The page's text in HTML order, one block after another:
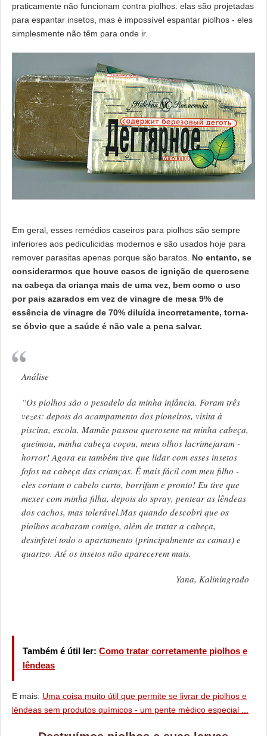
praticamente não funcionam contra piolhos: elas são projetadas
para espantar insetos, mas é impossível espantar piolhos - eles
simplesmente não têm para onde ir.
Em geral, esses remédios caseiros para piolhos são sempre
inferiores aos pediculicidas modernos e são usados ​​hoje para
remover parasitas apenas porque são baratos. No entanto, se
considerarmos que houve casos de ignição de querosene
na cabeça da criança mais de uma vez, bem como o uso
por pais azarados em vez de vinagre de mesa 9% de
essência de vinagre de 70% diluída incorretamente, torna-
se óbvio que a saúde é não vale a pena salvar.
Análise
“Os piolhos são o pesadelo da minha infância. Foram três
vezes: depois do acampamento dos pioneiros, visita à
piscina, escola. Mamãe passou querosene na minha cabeça,
queimou, minha cabeça coçou, meus olhos lacrimejaram -
horror! Agora eu também tive que lidar com esses insetos
fofos na cabeça das crianças. É mais fácil com meu filho -
eles cortam o cabelo curto, borrifam e pronto! Eu tive que
mexer com minha filha, depois do spray, pentear as lêndeas
dos cachos, mas tolerável.Mas quando descobri que os
piolhos acabaram comigo, além de tratar a cabeça,
desinfetei todo o apartamento (principalmente as camas) e
quartzo. Até os insetos não aparecerem mais.
Yana, Kaliningrado
Também é útil ler: Como tratar corretamente piolhos e
lêndeas
E mais: Uma coisa muito útil que permite se livrar de piolhos e
lêndeas sem produtos químicos - um pente médico especial ...